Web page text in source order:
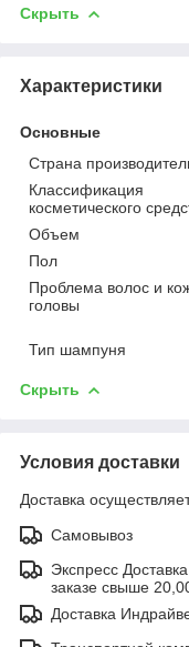
Скрыть
Характеристики
Основные
Страна
Классификация
косметического
Объем
Пол
Проблема волос и
головы
Тип шампуня
Скрыть
Условия доставки
Доставка
Самовывоз
Экспресс
заказе свыше
Доставка